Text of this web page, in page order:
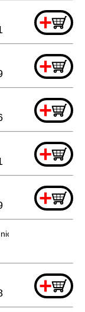
+
+
+
+
+
bestellbar
+